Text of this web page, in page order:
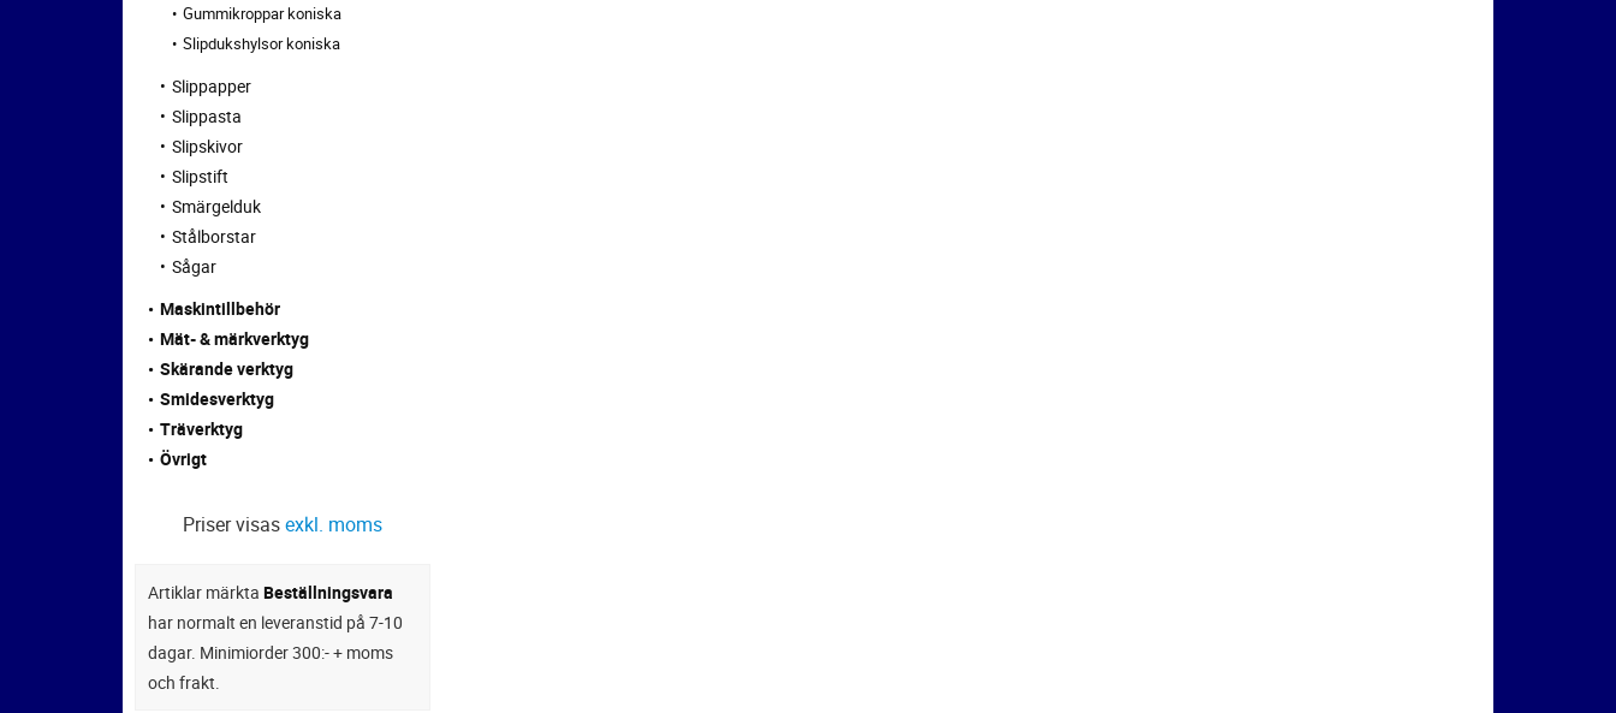
Gummikroppar koniska
Slipdukshylsor koniska
Slippapper
Slippasta
Slipskivor
Slipstift
Smärgelduk
Stålborstar
Sågar
Maskintillbehör
Mät- & märkverktyg
Skärande verktyg
Smidesverktyg
Träverktyg
Övrigt
Priser visasexkl. moms
Artiklar märkta Beställningsvara
har normalt en leveranstid på 7-10
dagar. Minimiorder 300:- + moms
och frakt.